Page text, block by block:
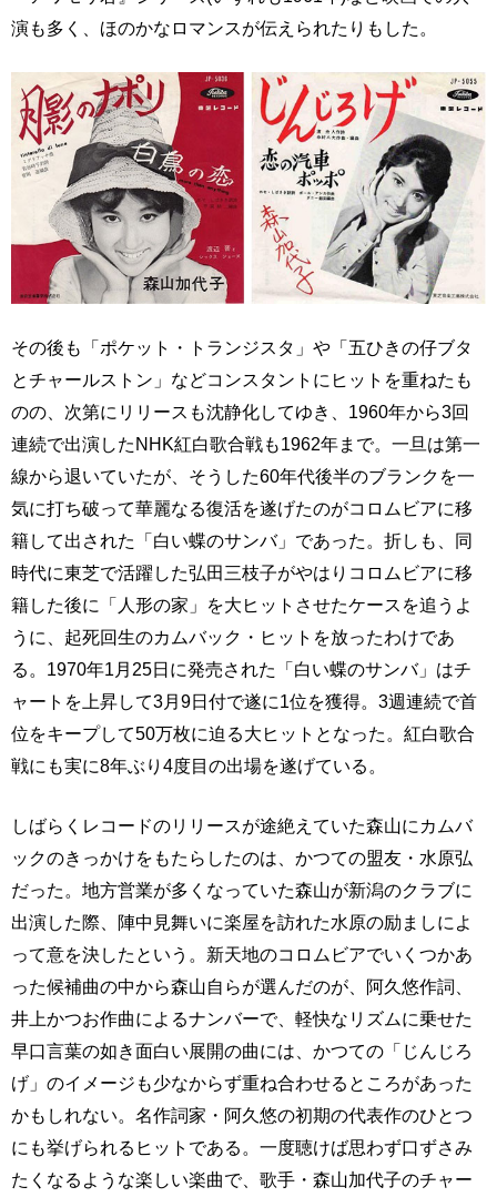
演も多く、ほのかなロマンスが伝えられたりもした。
その後も「ポケット・トランジスタ」や「五ひきの仔ブタ
とチャールストン」などコンスタントにヒットを重ねたも
のの、次第にリリースも沈静化してゆき、1960年から3回
連続で出演したNHK紅白歌合戦も1962年まで。一旦は第一
線から退いていたが、そうした60年代後半のブランクを一
気に打ち破って華麗なる復活を遂げたのがコロムビアに移
籍して出された「白い蝶のサンバ」であった。折しも、同
時代に東芝で活躍した弘田三枝子がやはりコロムビアに移
籍した後に「人形の家」を大ヒットさせたケースを追うよ
うに、起死回生のカムバック・ヒットを放ったわけであ
る。1970年1月25日に発売された「白い蝶のサンバ」はチ
ャートを上昇して3月9日付で遂に1位を獲得。3週連続で首
位をキープして50万枚に迫る大ヒットとなった。紅白歌合
戦にも実に8年ぶり4度目の出場を遂げている。
しばらくレコードのリリースが途絶えていた森山にカムバ
ックのきっかけをもたらしたのは、かつての盟友・水原弘
だった。地方営業が多くなっていた森山が新潟のクラブに
出演した際、陣中見舞いに楽屋を訪れた水原の励ましによ
って意を決したという。新天地のコロムビアでいくつかあ
った候補曲の中から森山自らが選んだのが、阿久悠作詞、
井上かつお作曲によるナンバーで、軽快なリズムに乗せた
早口言葉の如き面白い展開の曲には、かつての「じんじろ
げ」のイメージも少なからず重ね合わせるところがあった
かもしれない。名作詞家・阿久悠の初期の代表作のひとつ
にも挙げられるヒットである。一度聴けば思わず口ずさみ
たくなるような楽しい楽曲で、歌手・森山加代子のチャー